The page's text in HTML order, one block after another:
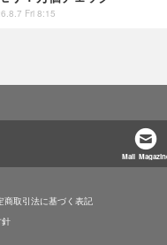
Fri 8:15
Mail
商取引法に基づく表記